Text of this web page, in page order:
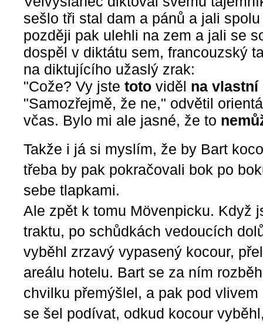
sešlo tři stal dam a pánů a jali
později pak ulehli na zem a jali se
dospěl v diktátu sem, francouzský
na diktujícího užaslý zrak:
"Cože? Vy jste toto viděl na vlastní
"Samozřejmě, že ne," odvětil
včas. Bylo mi ale jasné, že to
Takže i já si myslím, že by Bart
třeba by pak pokračovali bok po
sebe tlapkami.
Ale zpět k tomu Mövenpicku. Když
traktu, po schůdkách vedoucích
vyběhl zrzavý vypasený kocour,
areálu hotelu. Bart se za ním
chvilku přemýšlel, a pak pod
se šel podívat, odkud kocour